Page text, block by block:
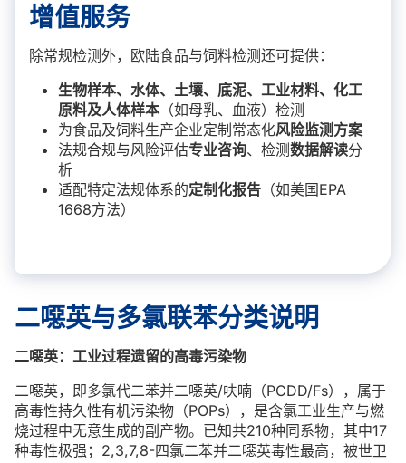
增值服务
除常规检测外，欧陆食品与饲料检测还可提供：
生物样本、水体、土壤、底泥、工业材料、化工
原料及人体样本 （如母乳、血液）检测
为食品及饲料生产企业定制常态化风险监测方案
法规合规与风险评估专业咨询、检测数据解读分
析
适配特定法规体系的定制化报告 （如美国EPA
1668方法）
二噁英与多氯联苯分类说明
二噁英：工业过程遗留的高毒污染物
二噁英，即多氯代二苯并二噁英/呋喃（PCDD/Fs），属于
高毒性持久性有机污染物（POPs），是含氯工业生产与燃
烧过程中无意生成的副产物。已知共210种同系物，其中17
种毒性极强；2,3,7,8-四氯二苯并二噁英毒性最高，被世卫